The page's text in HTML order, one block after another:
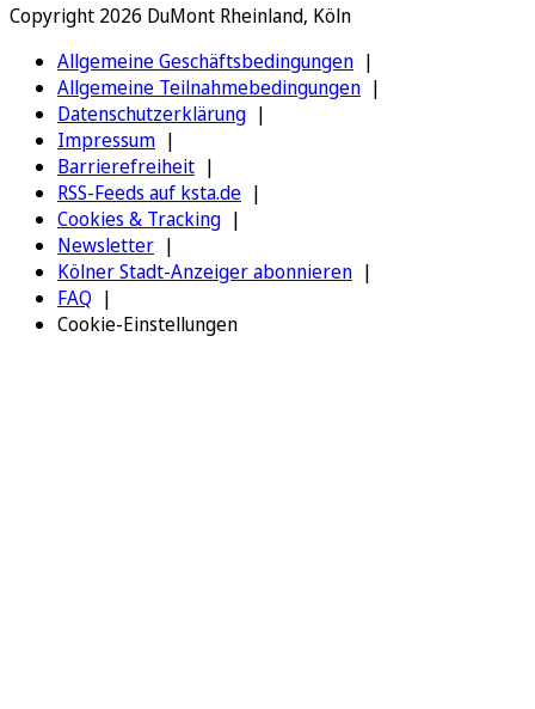
Copyright 2026 DuMont Rheinland, Köln
Allgemeine Geschäftsbedingungen
Allgemeine Teilnahmebedingungen
Datenschutzerklärung
Impressum
Barrierefreiheit
RSS-Feeds auf ksta.de
Cookies & Tracking
Newsletter
Kölner Stadt-Anzeiger abonnieren
FAQ
Cookie-Einstellungen